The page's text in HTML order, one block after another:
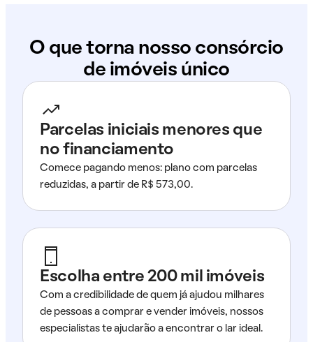
O que torna nosso consórcio
de imóveis único
Parcelas iniciais menores que
no financiamento
Comece pagando menos: plano com parcelas
reduzidas, a partir de R$ 573,00.
Escolha entre 200 mil imóveis
Com a credibilidade de quem já ajudou milhares
de pessoas a comprar e vender imóveis, nossos
especialistas te ajudarão a encontrar o lar ideal.